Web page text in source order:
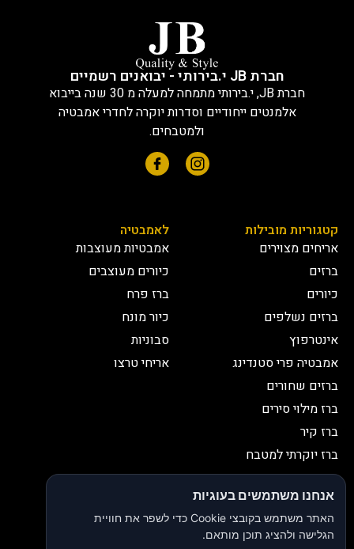
חברת JB י.בירותי - יבואנים רשמיים
חברת JB, י.בירותי מתמחה למעלה מ 30 שנה בייבוא
אלמנטים ייחודיים וסדרות יוקרה לחדרי אמבטיה
ולמטבחים.
קטגוריות מובילות
אריחים מצוירים
ברזים
כיורים
ברזים נשלפים
אינטרפוץ
אמבטיה פרי סטנדינג
ברזים שחורים
ברז מילוי סירים
ברז קיר
ברז יוקרתי למטבח
לאמבטיה
אמבטיות מעוצבות
כיורים מעוצבים
ברז פרח
כיור מונח
סבוניות
אריחי טרצו
יצירת קשר
03-9335335
052-2653038
sbeiruty@gmail.com
אנחנו משתמשים בעוגיות
האתר משתמש בקובצי Cookie כדי לשפר את חוויית
הגלישה ולהציג תוכן מותאם.